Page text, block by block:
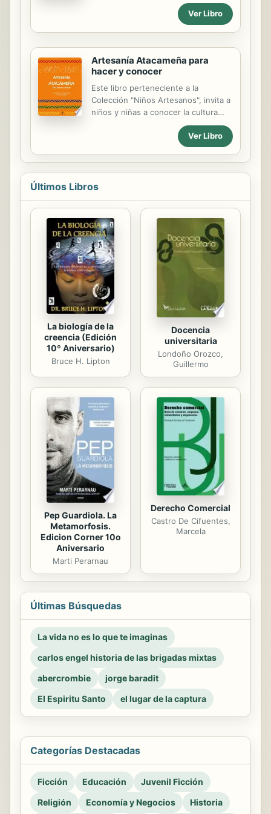
contents, offers numerous
grammatical and lexical and formal
practice aid activities within the unit
evaluation at the end of each
chapter.
Ver Libro
Artesanía Atacameña para
hacer y conocer
Este libro perteneciente a la
Colección "Niños Artesanos", invita a
niños y niñas a conocer la cultura
Atacameña o Lickan-Antay, a través
de su cultura material, en específico,
su artesanía, mostrando cada objeto
y proponiendo su replicación con
materiales de fácil acceso.
Ver Libro
Últimos Libros
La biología de la
creencia (Edición
10º Aniversario)
Bruce H. Lipton
Docencia
universitaria
Londoño Orozco,
Guillermo
Pep Guardiola. La
Metamorfosis.
Edicion Corner 10o
Aniversario
Marti Perarnau
Derecho Comercial
Castro De Cifuentes,
Marcela
Últimas Búsquedas
La vida no es lo que te imaginas
carlos engel historia de las brigadas mixtas
abercrombie
jorge baradit
El Espiritu Santo
el lugar de la captura
Categorías Destacadas
Ficción Educación
Juvenil Ficción
Religión
Economía y Negocios Historia